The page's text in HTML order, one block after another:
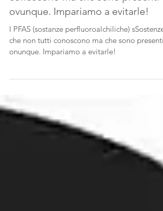
PFAS - Sostanze che non tutti
conoscono ma che sono presenti
ovunque. Impariamo a evitarle!
I PFAS (sostanze perfluoroalchiliche) sSostenze
onunque. Impariamo a evitarle!